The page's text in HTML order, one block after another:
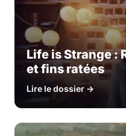
Life is Strange :
et fins ratées
Lire le dossier →